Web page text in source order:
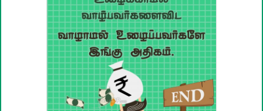
பழமொழிகள்
ஊக்கம் / உத்வேக பொன்மொழிகள்
காதல் பொன்மொழிகள்
மகிழ்ச்சி பொன்மொழிகள்